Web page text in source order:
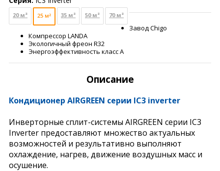
20 м² 25 м² 35 м² 50 м² 70 м²
Завод Chigo
Компрессор LANDA
Экологичный фреон R32
Энергоэффективность класс А
Описание
Кондиционер AIRGREEN серии IC3 inverter
Инверторные сплит-системы AIRGREEN серии IC3
Inverter предоставляют множество актуальных
возможностей и результативно выполняют
охлаждение, нагрев, движение воздушных масс и
осушение.